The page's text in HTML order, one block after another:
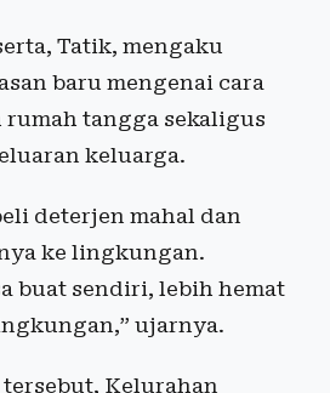
Tatik, mengaku
baru mengenai cara
tangga sekaligus
keluarga.
deterjen mahal dan
ke lingkungan.
buat sendiri, lebih hemat
ujarnya.
Kelurahan